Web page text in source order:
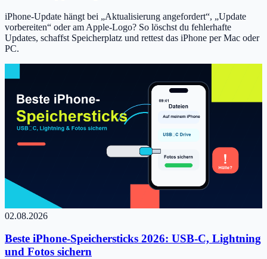
iPhone-Update hängt bei „Aktualisierung angefordert“, „Update
vorbereiten“ oder am Apple-Logo? So löschst du fehlerhafte
Updates, schaffst Speicherplatz und rettest das iPhone per Mac oder
PC.
02.08.2026
Beste iPhone-Speichersticks 2026: USB-C, Lightning
und Fotos sichern